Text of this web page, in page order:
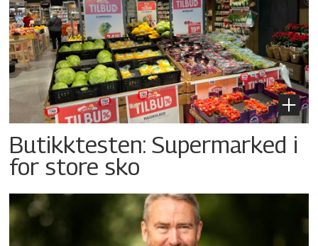
Butikktesten: Supermarked i
for store sko